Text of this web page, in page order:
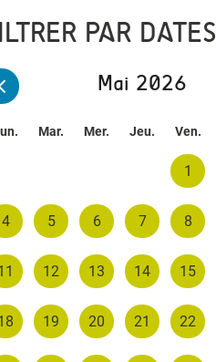
PAR DATES
Mai 2026
Mar. Mer. Jeu. Ven.
1
4 5 6 7 8
12 13 14 15
19 20 21 22